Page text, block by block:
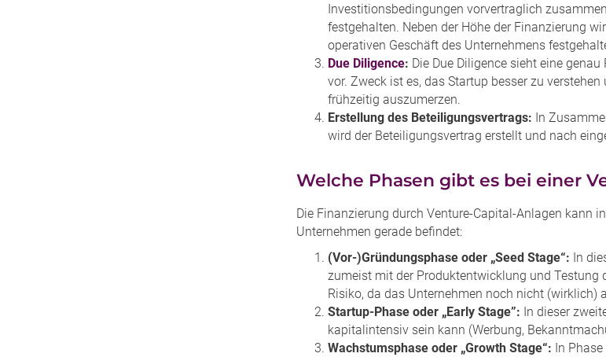
Investitionsbedingungen vorvertraglich
festgehalten. Neben der Höhe der Finanzierung
operativen Geschäft des Unternehmens
Due Diligence: Die Due Diligence sieht eine
vor. Zweck ist es, das Startup besser zu
frühzeitig auszumerzen.
Erstellung des Beteiligungsvertrags: In
wird der Beteiligungsvertrag erstellt und nach
Welche Phasen gibt es bei einer
Die Finanzierung durch Venture-Capital-Anlagen kann
Unternehmen gerade befindet:
(Vor-)Gründungsphase oder „Seed Stage“: In
zumeist mit der Produktentwicklung und Testung
Risiko, da das Unternehmen noch nicht (wirklich)
Startup-Phase oder „Early Stage”: In dieser
kapitalintensiv sein kann (Werbung,
Wachstumsphase oder „Growth Stage“: In